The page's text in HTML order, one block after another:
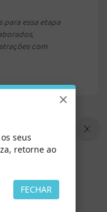
para essa etapa
com
×
seus
retorne ao
FECHAR